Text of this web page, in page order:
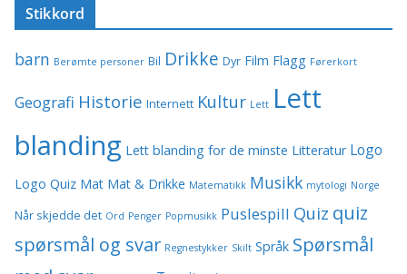
Stikkord
barn Berømte personer Bil Drikke Dyr Film Flagg Førerkort
Geografi Historie Internett Kultur Lett Lett
blanding Lett blanding for de minste Litteratur Logo
Logo Quiz Mat Mat & Drikke Matematikk Musikk mytologi Norge
Når skjedde det Ord Penger Popmusikk Puslespill Quiz quiz
spørsmål og svar Regnestykker Skilt Språk Spørsmål